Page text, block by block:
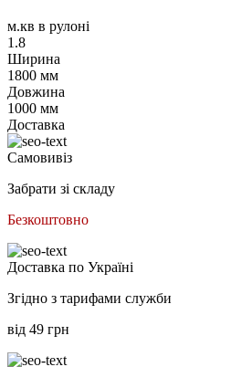
м.кв в рулоні
1.8
Ширина
1800 мм
Довжина
1000 мм
Доставка
Самовивіз
Забрати зі складу
Безкоштовно
Доставка по Україні
Згідно з тарифами служби
від 49 грн